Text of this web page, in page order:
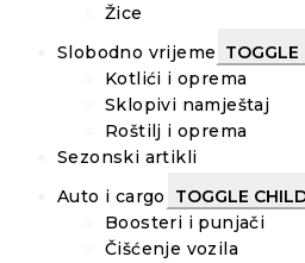
Žice
Slobodno vrijeme TOGGLE
Kotlići i oprema
Sklopivi namještaj
Roštilj i oprema
Sezonski artikli
Auto i cargo
TOGGLE
Boosteri i punjači
Čišćenje vozila